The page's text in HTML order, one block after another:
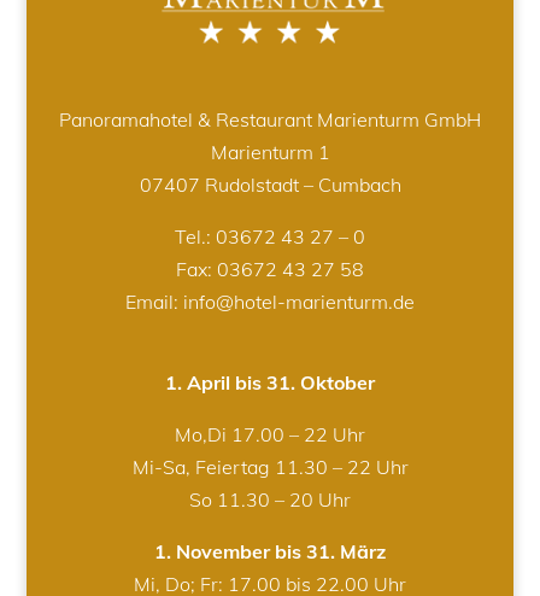
Panoramahotel & Restaurant Marienturm GmbH
Marienturm 1
07407 Rudolstadt – Cumbach
Tel.: 03672 43 27 – 0
Fax: 03672 43 27 58
Email: info@hotel-marienturm.de
1. April bis 31. Oktober
Mo,Di 17.00 – 22 Uhr
Mi-Sa, Feiertag 11.30 – 22 Uhr
So 11.30 – 20 Uhr
1. November bis 31. März
Mi, Do; Fr: 17.00 bis 22.00 Uhr